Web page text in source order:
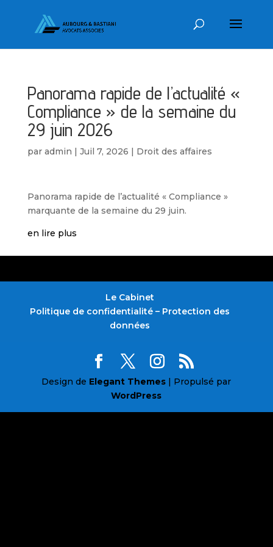
Panorama rapide de l’actualité «
Compliance » de la semaine du
29 juin 2026
par admin | Juil 7, 2026 | Droit des affaires
Panorama rapide de l’actualité « Compliance »
marquante de la semaine du 29 juin.
en lire plus
Le Cabinet
Politique de confidentialité – Protection des
données
Design de Elegant Themes | Propulsé par
WordPress